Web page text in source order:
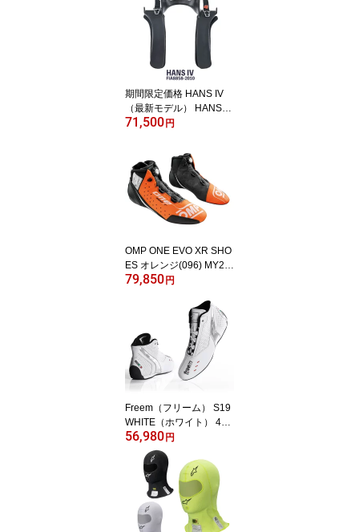
期間限定価格 HANS IV
（最新モデル） HANS4
20° FIA8858-2010適合
スデバイス ツーリングカ
ー推奨 NAK1423731FIA
71,500円
OMP ONE EVO XR SHO
ES オレンジ(096) MY20
25 レーシングシューズ F
79,850円
Freem（フリーム） S19
WHITE（ホワイト） 4輪
用レーシングシューズ FI
A公認8856-2018
56,980円